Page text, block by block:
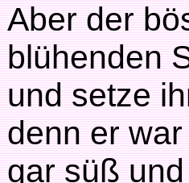
Aber der
blühenden
und setze
denn er
gar süß